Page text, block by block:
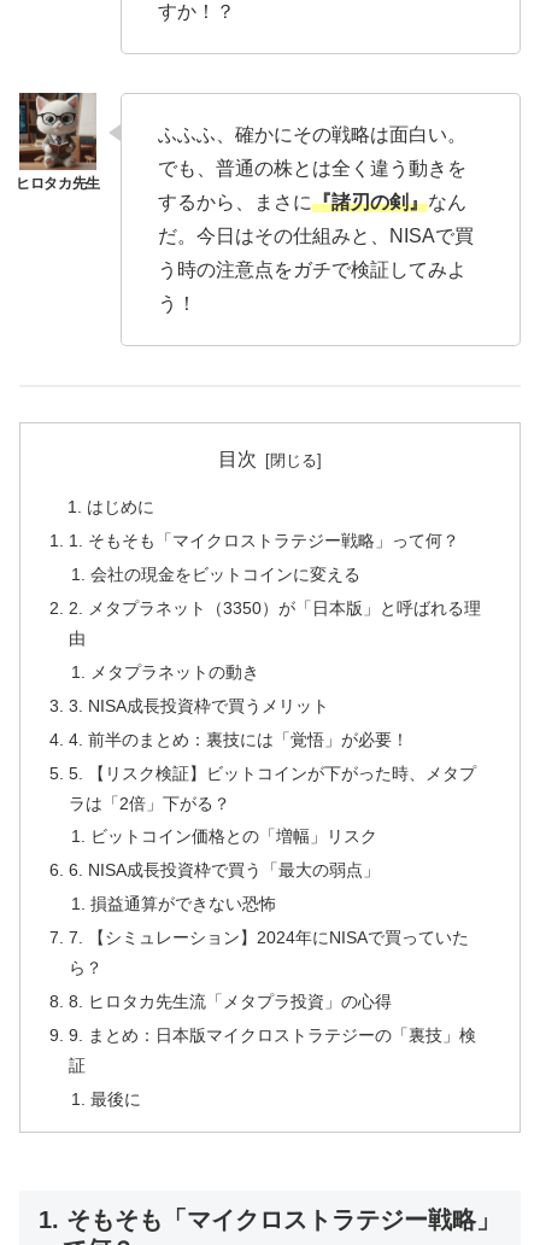
すか！？
ふふふ、確かにその戦略は面白い。
でも、普通の株とは全く違う動きを
するから、まさに『諸刃の剣』なん
だ。今日はその仕組みと、NISAで買
う時の注意点をガチで検証してみよ
う！
目次
はじめに
1. そもそも「マイクロストラテジー戦略」って何？
会社の現金をビットコインに変える
2. メタプラネット（3350）が「日本版」と呼ばれる理
由
メタプラネットの動き
3. NISA成長投資枠で買うメリット
4. 前半のまとめ：裏技には「覚悟」が必要！
5. 【リスク検証】ビットコインが下がった時、メタプ
ラは「2倍」下がる？
ビットコイン価格との「増幅」リスク
6. NISA成長投資枠で買う「最大の弱点」
損益通算ができない恐怖
7. 【シミュレーション】2024年にNISAで買っていた
ら？
8. ヒロタカ先生流「メタプラ投資」の心得
9. まとめ：日本版マイクロストラテジーの「裏技」検
証
最後に
1. そもそも「マイクロストラテジー戦略」